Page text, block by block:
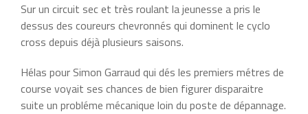
Sur un circuit sec et très roulant la jeunesse a pris le
dessus des coureurs chevronnés qui dominent le cyclo
cross depuis déjà plusieurs saisons.
Hélas pour Simon Garraud qui dés les premiers métres de
course voyait ses chances de bien figurer disparaitre
suite un probléme mécanique loin du poste de dépannage.